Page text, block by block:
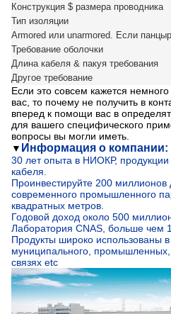
Конструкция $ размера проводника
Тип изоляции
Armored или unarmored. Если
Требование оболочки
Длина кабеля & пакуя требования
Другое требование
Если это совсем кажется
вас, то почему не получить в
вперед к помощи вас в
для вашего специфического
вопросы вы могли иметь.
▼ Информация о компании:
30 лет опыта в НИОКР,
кабеля.
Проинвестируйте 200 миллионов
современного промышленного
квадратных метров.
Годовой доход около 500
Лаборатория CNAS, больше чем
Продукты широко использованы
муниципального,
связях etc